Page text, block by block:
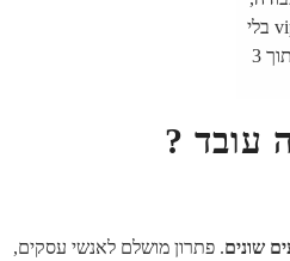
רכישה של בגדים וקבל שירות vip בלי
לזוז מהכיסא! התמונות אצלכם תוך 3
עובד ?
שונים. פתרון מושלם לאנשי עסקים,